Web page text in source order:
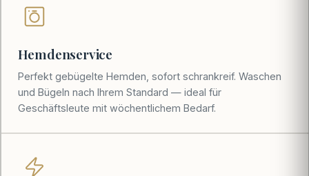
Hemdenservice
Perfekt gebügelte Hemden, sofort schrankreif. Waschen
und Bügeln nach Ihrem Standard — ideal für
Geschäftsleute mit wöchentlichem Bedarf.